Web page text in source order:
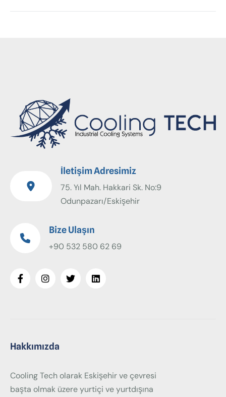
İletişim Adresimiz
75. Yıl Mah. Hakkari Sk. No:9
Odunpazarı/Eskişehir
Bize Ulaşın
+90 532 580 62 69
Hakkımızda
Cooling Tech olarak Eskişehir ve çevresi
başta olmak üzere yurtiçi ve yurtdışına